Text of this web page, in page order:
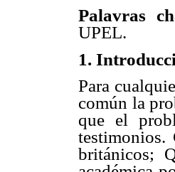
Palavras
UPEL.
1.
Para
común la
que el
testimonios.
británicos;